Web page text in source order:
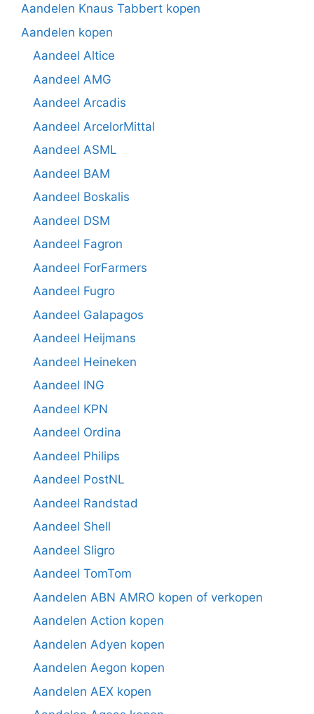
Aandelen Knaus Tabbert kopen
Aandelen kopen
Aandeel Altice
Aandeel AMG
Aandeel Arcadis
Aandeel ArcelorMittal
Aandeel ASML
Aandeel BAM
Aandeel Boskalis
Aandeel DSM
Aandeel Fagron
Aandeel ForFarmers
Aandeel Fugro
Aandeel Galapagos
Aandeel Heijmans
Aandeel Heineken
Aandeel ING
Aandeel KPN
Aandeel Ordina
Aandeel Philips
Aandeel PostNL
Aandeel Randstad
Aandeel Shell
Aandeel Sligro
Aandeel TomTom
Aandelen ABN AMRO kopen of verkopen
Aandelen Action kopen
Aandelen Adyen kopen
Aandelen Aegon kopen
Aandelen AEX kopen